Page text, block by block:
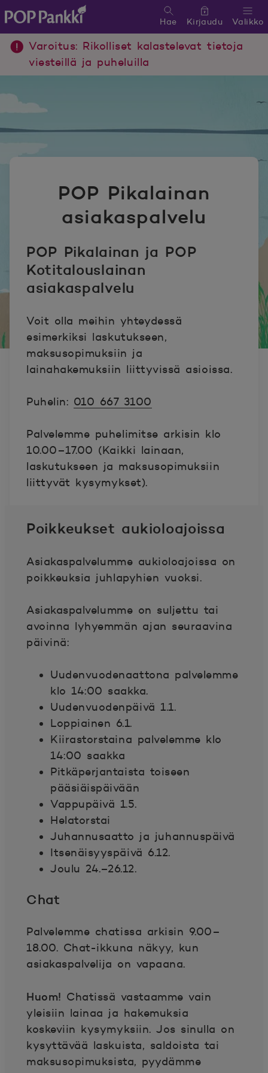
POP Pankki, etusivulle
Valikko
Hae Kirjaudu
Varoitus: Rikolliset kalastelevat tietoja
viesteillä ja puheluilla
POP Pikalainan
asiakaspalvelu
POP Pikalainan ja POP
Kotitalouslainan
asiakaspalvelu
Voit olla meihin yhteydessä
esimerkiksi laskutukseen,
maksusopimuksiin ja
lainahakemuksiin liittyvissä asioissa.
Puhelin: 010 667 3100
Palvelemme puhelimitse arkisin klo
10.00–17.00 (Kaikki lainaan,
laskutukseen ja maksusopimuksiin
liittyvät kysymykset).
Poikkeukset aukioloajoissa
Asiakaspalvelumme aukioloajoissa on
poikkeuksia juhlapyhien vuoksi.
Asiakaspalvelumme on suljettu tai
avoinna lyhyemmän ajan seuraavina
päivinä:
Uudenvuodenaattona palvelemme
klo 14:00 saakka.
Uudenvuodenpäivä 1.1.
Loppiainen 6.1.
Kiirastorstaina palvelemme klo
14:00 saakka
Pitkäperjantaista toiseen
pääsiäispäivään
Vappupäivä 1.5.
Helatorstai
Juhannusaatto ja juhannuspäivä
Itsenäisyyspäivä 6.12.
Joulu 24.–26.12.
Chat
Palvelemme chatissa arkisin 9.00–
18.00. Chat-ikkuna näkyy, kun
asiakaspalvelija on vapaana.
Huom! Chatissä vastaamme vain
yleisiin lainaa ja hakemuksia
koskeviin kysymyksiin. Jos sinulla on
kysyttävää laskuista, saldoista tai
maksusopimuksista, pyydämme